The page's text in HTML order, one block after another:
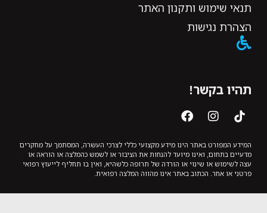
תנאי שימוש ותקנון האתר
הצהרת נגישות
תהיו בקשר!
המידע המפורט באתר הינו מידע מקצועי כללי לצרכי העשרה, המסתמך על מחקרים
מדעיים בתחום, ואינו מיועד להנחות את הציבור או לשמש כהמלצה או הוראה או
עצה לשימוש או שינוי או הורדה של תרופה כלשהיא, ואין בו תחליף לייעוץ רפואי
פרטני או אחר. הכתוב באתר אינו מהווה המלצה רפואית.